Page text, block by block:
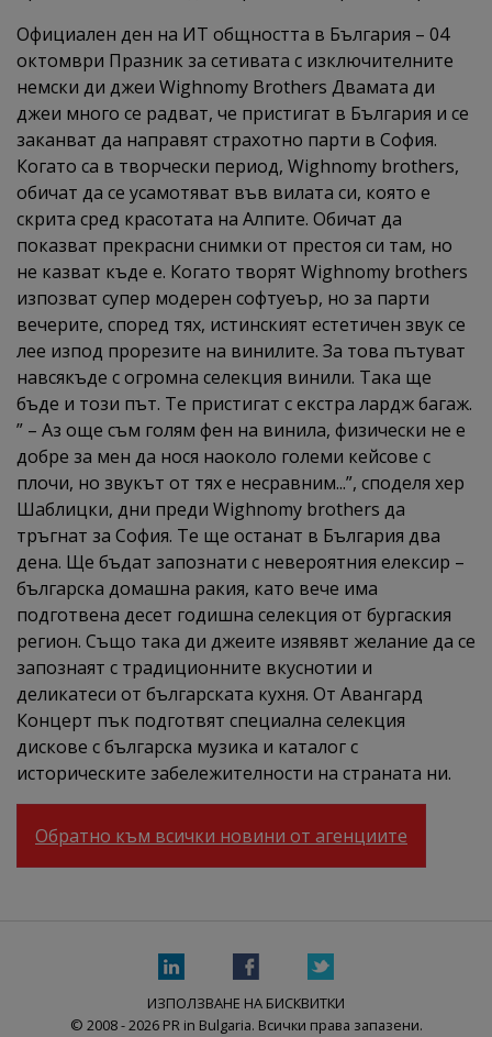
Официален ден на ИТ общността в България – 04
октомври Празник за сетивата с изключителните
немски ди джеи Wighnomy Brothers Двамата ди
джеи много се радват, че пристигат в България и се
заканват да направят страхотно парти в София.
Когато са в творчески период, Wighnomy brothers,
обичат да се усамотяват във вилата си, която е
скрита сред красотата на Алпите. Обичат да
показват прекрасни снимки от престоя си там, но
не казват къде е. Когато творят Wighnomy brothers
изпозват супер модерен софтуеър, но за парти
вечерите, според тях, истинският естетичен звук се
лее изпод прорезите на винилите. За това пътуват
навсякъде с огромна селекция винили. Така ще
бъде и този път. Те пристигат с екстра лардж багаж.
” – Аз още съм голям фен на винила, физически не е
добре за мен да нося наоколо големи кейсове с
плочи, но звукът от тях е несравним...”, споделя хер
Шаблицки, дни преди Wighnomy brothers да
тръгнат за София. Те ще останат в България два
дена. Ще бъдат запознати с невероятния елексир –
българска домашна ракия, като вече има
подготвена десет годишна селекция от бургаския
регион. Също така ди джеите изявявт желание да се
запознаят с традиционните вкуснотии и
деликатеси от българската кухня. От Авангард
Концерт пък подготвят специална селекция
дискове с българска музика и каталог с
историческите забележителности на страната ни.
Обратно към всички новини от агенциите
ИЗПОЛЗВАНЕ НА БИСКВИТКИ
© 2008 - 2026 PR in Bulgaria. Всички права запазени.